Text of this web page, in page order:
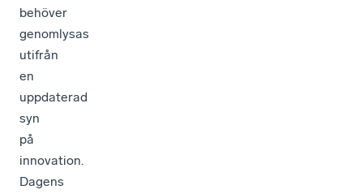
behöver
genomlysas
utifrån
en
uppdaterad
syn
på
innovation.
Dagens